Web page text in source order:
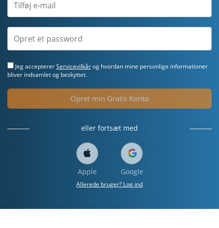
Jeg acceptererServicevilkårog hvordan mine personlige informationer
bliver indsamlet og beskyttet.
Opret min Gratis Konto
eller fortsæt med
Apple Google
Allerede bruger? Log ind